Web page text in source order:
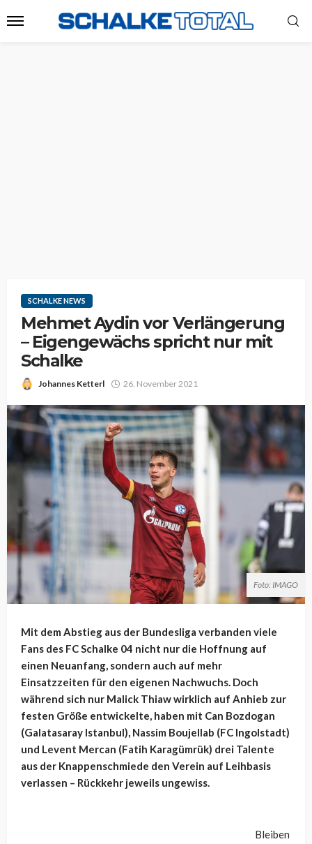
SCHALKE NEWS
Mehmet Aydin vor Verlängerung
– Eigengewächs spricht nur mit
Schalke
Johannes Ketterl 26. November 2021
Foto: IMAGO
Mit dem Abstieg aus der Bundesliga verbanden viele
Fans des FC Schalke 04 nicht nur die Hoffnung auf
einen Neuanfang, sondern auch auf mehr
Einsatzzeiten für den eigenen Nachwuchs. Doch
während sich nur Malick Thiaw wirklich auf Anhieb zur
festen Größe entwickelte, haben mit Can Bozdogan
(Galatasaray Istanbul), Nassim Boujellab (FC Ingolstadt)
und Levent Mercan (Fatih Karagümrük) drei Talente
aus der Knappenschmiede den Verein auf Leihbasis
verlassen – Rückkehr jeweils ungewiss.
Bleiben